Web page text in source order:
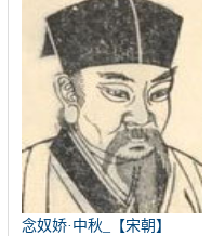
念奴娇·中秋_【宋朝】